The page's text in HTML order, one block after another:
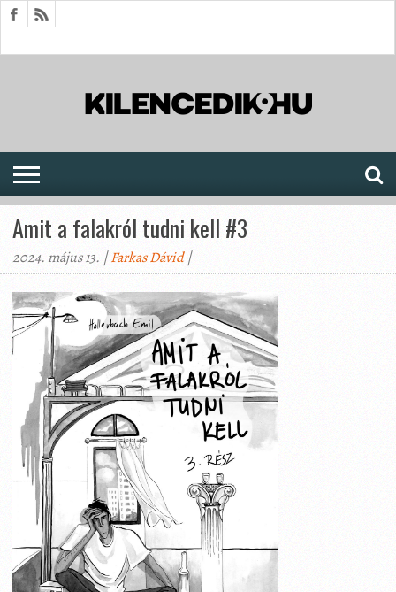
Amit a falakról tudni kell #3
2024. május 13. |Farkas Dávid|